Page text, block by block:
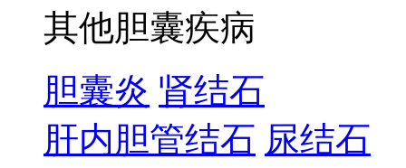
其他胆囊疾病
胆囊炎 肾结石
肝内胆管结石 尿结石